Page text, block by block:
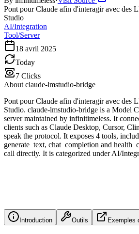
Pont pour Claude afin d'interagir avec des
Studio
AI/Integration
Tool/Server
18 avril 2025
Today
7 Clicks
About claude-lmstudio-bridge
Pont pour Claude afin d'interagir avec des
Studio. claude-lmstudio-bridge is a Model
server maintained by infinitimeless. It
clients such as Claude Desktop, Cursor,
speak the protocol. It exposes 4 tools,
generate_text, chat_completion and
call directly. It is categorized under AI/
Introduction Outils Exemples